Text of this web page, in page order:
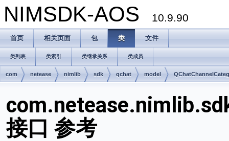
NIMSDK-AOS 10.9.90
首页 相关页面 包 类 文件
类列表 类索引 类继承关系 类成员
com netease nimlib sdk qchat model
接口 参考